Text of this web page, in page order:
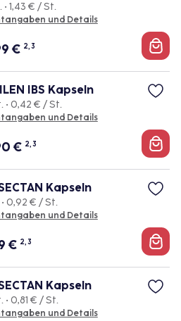
• 1,43 € / St.
und Details
€ 2, 3
IBS Kapseln
• 0,42 € / St.
und Details
€ 2, 3
Kapseln
• 0,92 € / St.
und Details
€ 2, 3
Kapseln
• 0,81 € / St.
und Details